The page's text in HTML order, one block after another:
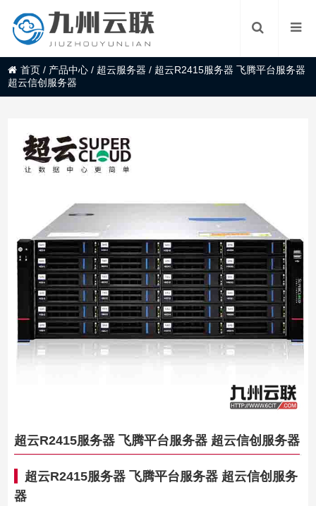
首页 / 产品中心 / 超云服务器 / 超云R2415服务器 飞腾平台服务器
超云信创服务器
超云R2415服务器 飞腾平台服务器 超云信创服务器
超云R2415服务器 飞腾平台服务器 超云信创服务
器